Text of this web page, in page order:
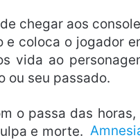
chegar aos
coloca o jogador
vida ao
ou seu passado.
o passa das horas,
e morte.